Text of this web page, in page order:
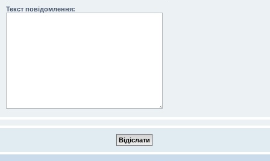
Текст повідомлення: